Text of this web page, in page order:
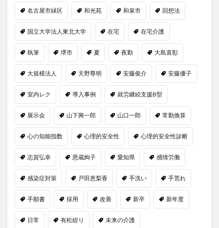
名古屋市緑区 和光苑 和泉市 回想法
国立大学法人東北大学 在宅 在宅介護
執筆 堺市 夏 夜勤 大島直彰
大規模法人 天野尊明 安藤俊介 安藤優子
室内レク 導入事例 就労継続支援B型
展示会 山下興一郎 山口一郎 常勤換算
心の知能指数 心理的安全性 心理的安全性診断
志賀弘幸 恩蔵絢子 愛知県 感情労働
感染症対策 戸田恵梨香 手洗い 手荒れ
手順書 採用 改善 新卒 新年度
日常 有松絞り 未来の介護